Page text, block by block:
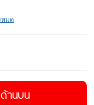
มด
านบน